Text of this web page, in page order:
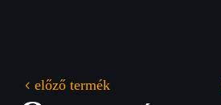
előző termék